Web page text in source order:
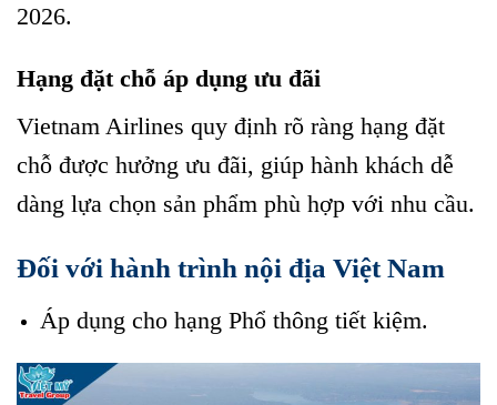
2026.
Hạng đặt chỗ áp dụng ưu đãi
Vietnam Airlines quy định rõ ràng hạng đặt
chỗ được hưởng ưu đãi, giúp hành khách dễ
dàng lựa chọn sản phẩm phù hợp với nhu cầu.
Đối với hành trình nội địa Việt Nam
Áp dụng cho hạng Phổ thông tiết kiệm.